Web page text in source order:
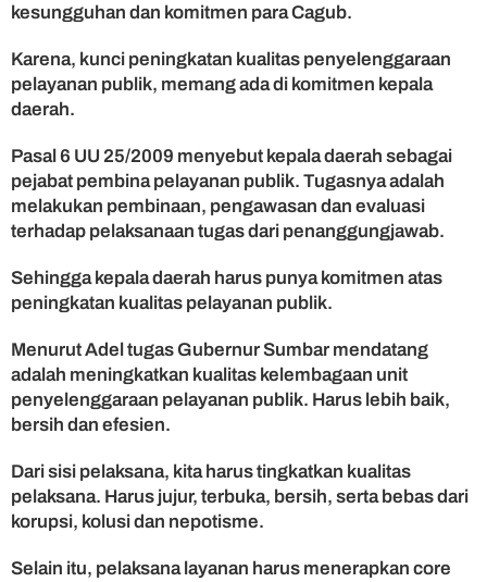
m
O
m
d
s
n
kesungguhan dan komitmen para Cagub.
Karena, kunci peningkatan kualitas penyelenggaraan
pelayanan publik, memang ada di komitmen kepala
daerah.
Pasal 6 UU 25/2009 menyebut kepala daerah sebagai
pejabat pembina pelayanan publik. Tugasnya adalah
melakukan pembinaan, pengawasan dan evaluasi
terhadap pelaksanaan tugas dari penanggungjawab.
Sehingga kepala daerah harus punya komitmen atas
peningkatan kualitas pelayanan publik.
Menurut Adel tugas Gubernur Sumbar mendatang
adalah meningkatkan kualitas kelembagaan unit
penyelenggaraan pelayanan publik. Harus lebih baik,
bersih dan efesien.
Dari sisi pelaksana, kita harus tingkatkan kualitas
pelaksana. Harus jujur, terbuka, bersih, serta bebas dari
korupsi, kolusi dan nepotisme.
Selain itu, pelaksana layanan harus menerapkan core